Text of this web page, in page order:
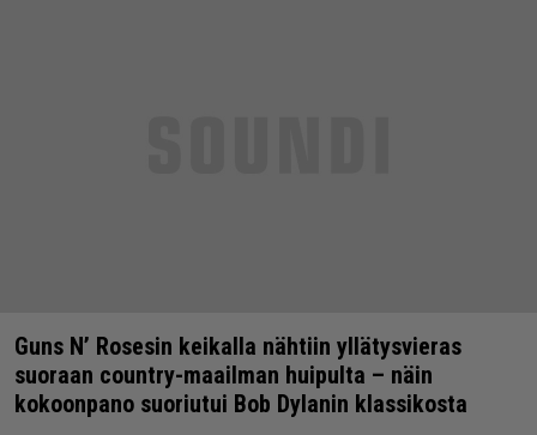
Guns N’ Rosesin keikalla nähtiin yllätysvieras
suoraan country-maailman huipulta – näin
kokoonpano suoriutui Bob Dylanin klassikosta